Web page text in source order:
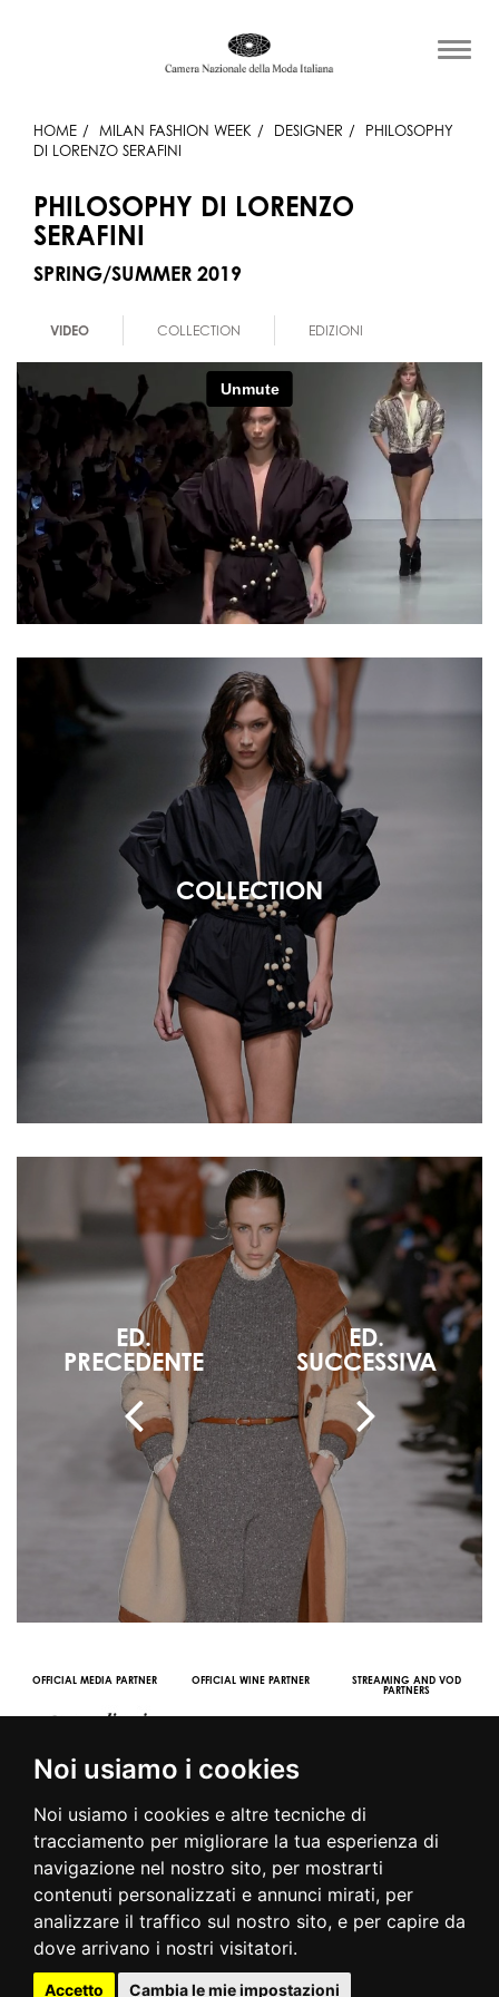
Noi usiamo i cookies
Noi usiamo i cookies e altre tecniche di
tracciamento per migliorare la tua esperienza di
navigazione nel nostro sito, per mostrarti
contenuti personalizzati e annunci mirati, per
analizzare il traffico sul nostro sito, e per capire da
dove arrivano i nostri visitatori.
Accetto Cambia le mie impostazioni
HOME MILAN FASHION WEEK DESIGNER
PHILOSOPHY
DI LORENZO SERAFINI
PHILOSOPHY DI LORENZO
SERAFINI
SPRING/SUMMER 2019
VIDEO COLLECTION EDIZIONI
COLLECTION
ED.
PRECEDENTE
ED.
SUCCESSIVA
OFFICIAL MEDIA PARTNER OFFICIAL WINE PARTNER
STREAMING AND VOD
PARTNERS
© 2016 | PIAZZA DUOMO, 31 - 20122 MILANO - TEL +39.02.7771081
- FAX +39.02.77710850 -CAMERAMODA@CAMERAMODA.IT|APP
|PRIVACY POLICY|COOKIE POLICY